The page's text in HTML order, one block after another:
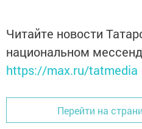
Читайте новости
национальном
https://max.ru/tatmedia
Перейти на